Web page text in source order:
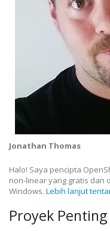
Jonathan Thomas
Halo! Saya pencipta
non-linear yang gratis dan
Windows. Lebih lanjut
Proyek Penting